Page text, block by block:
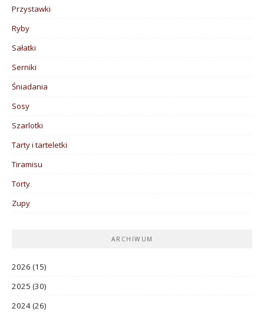
Przystawki
Ryby
Sałatki
Serniki
Śniadania
Sosy
Szarlotki
Tarty i tarteletki
Tiramisu
Torty
Zupy
ARCHIWUM
2026 (15)
2025 (30)
2024(26)